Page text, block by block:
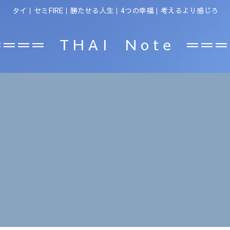
タイ｜セミFIRE｜勝たせる人生｜4つの幸福｜考えるより感じろ
＝＝＝ T H A I N o t e ＝＝＝